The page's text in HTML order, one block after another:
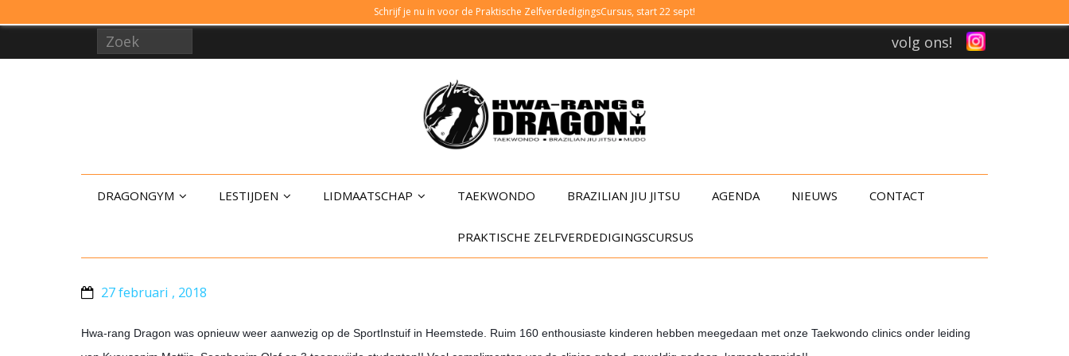
Schrijf je nu in voor de Praktische ZelfverdedigingsCursus, start 22 sept!
volg ons!
DRAGONGYM LESTIJDEN LIDMAATSCHAP TAEKWONDO BRAZILIAN JIU JITSU AGENDA NIEUWS CONTACT
PRAKTISCHE ZELFVERDEDIGINGSCURSUS
27 februari , 2018
Hwa-rang Dragon was opnieuw weer aanwezig op de SportInstuif in Heemstede. Ruim 160 enthousiaste kinderen hebben meegedaan met onze Taekwondo clinics onder leiding